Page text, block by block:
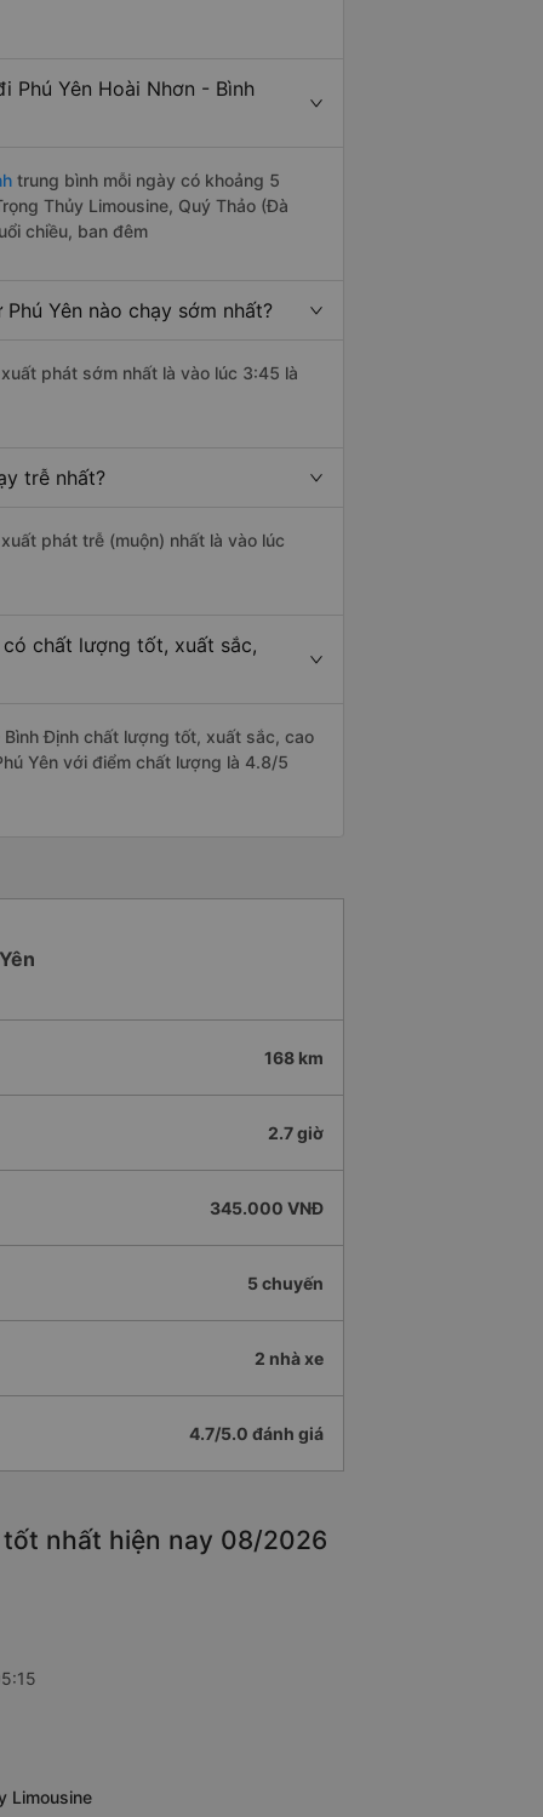
Phú Yên Hoài Nhơn - Bình
trung bình mỗi ngày có khoảng 5
Thủy Limousine, Quý Thảo (Đà
chiều, ban đêm
Yên nào chạy sớm nhất?
xuất phát sớm nhất là vào lúc 3:45 là
trễ nhất?
phát trễ (muộn) nhất là vào lúc
chất lượng tốt, xuất sắc,
Bình Định chất lượng tốt, xuất sắc, cao
Yên với điểm chất lượng là 4.8/5
168 km
2.7 giờ
345.000 VNĐ
5 chuyến
2 nhà xe
4.7/5.0 đánh giá
tốt nhất hiện nay 08/2026
Limousine